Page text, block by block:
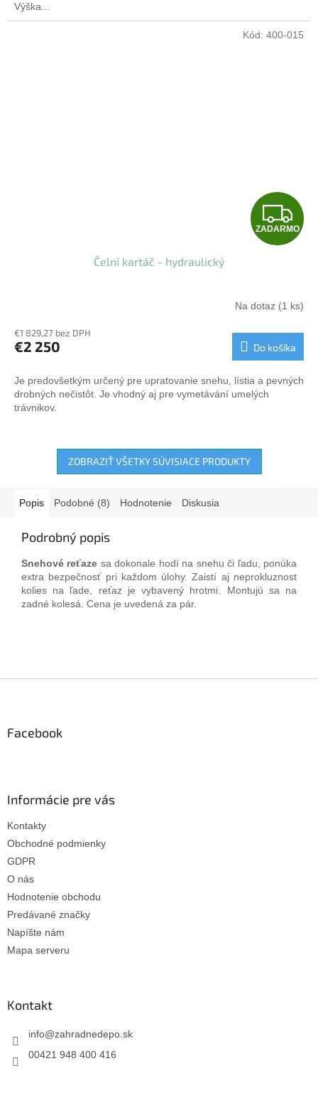
Výška...
Z
A
A
R
M
O
ZADARMO
Čelní kartáč - hydraulický
Na dotaz (1 ks)
€1 829,27 bez DPH
€2 250 Do košíka
Je predovšetkým určený pre upratovanie snehu, lístia a pevných
drobných nečistôt. Je vhodný aj pre vymetávání umelých
trávnikov.
Kód: 400-015
ZOBRAZIŤ VŠETKY SÚVISIACE PRODUKTY
Popis Podobné (8) Hodnotenie Diskusia
Podrobný popis
Snehové reťaze sa dokonale hodí na snehu či ľadu
ponúka
extra bezpečnosť pri každom úlohy. Zaistí aj neprokluznost
kolies na ľade reťaz je vybavený hrotmi Montujú sa
na
zadné kolesá Cena je uvedená za pár.
Facebook
Informácie pre vás
Kontakty
Obchodné podmienky
GDPR
O nás
Hodnotenie obchodu
Predávané značky
Napíšte nám
Mapa serveru
Kontakt
info@zahradnedepo.sk
00421 948 400 416